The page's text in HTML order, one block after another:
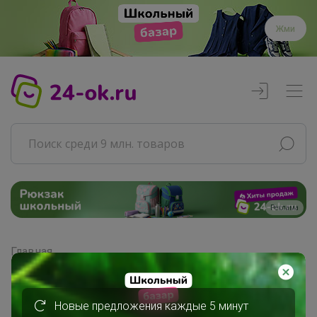
Жми
Реклама
Главная
Совместные покупки
АРХИВ СП
РАЗНОЕНовые предложения каждые 5 минут